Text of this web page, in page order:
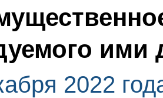
ими
2022